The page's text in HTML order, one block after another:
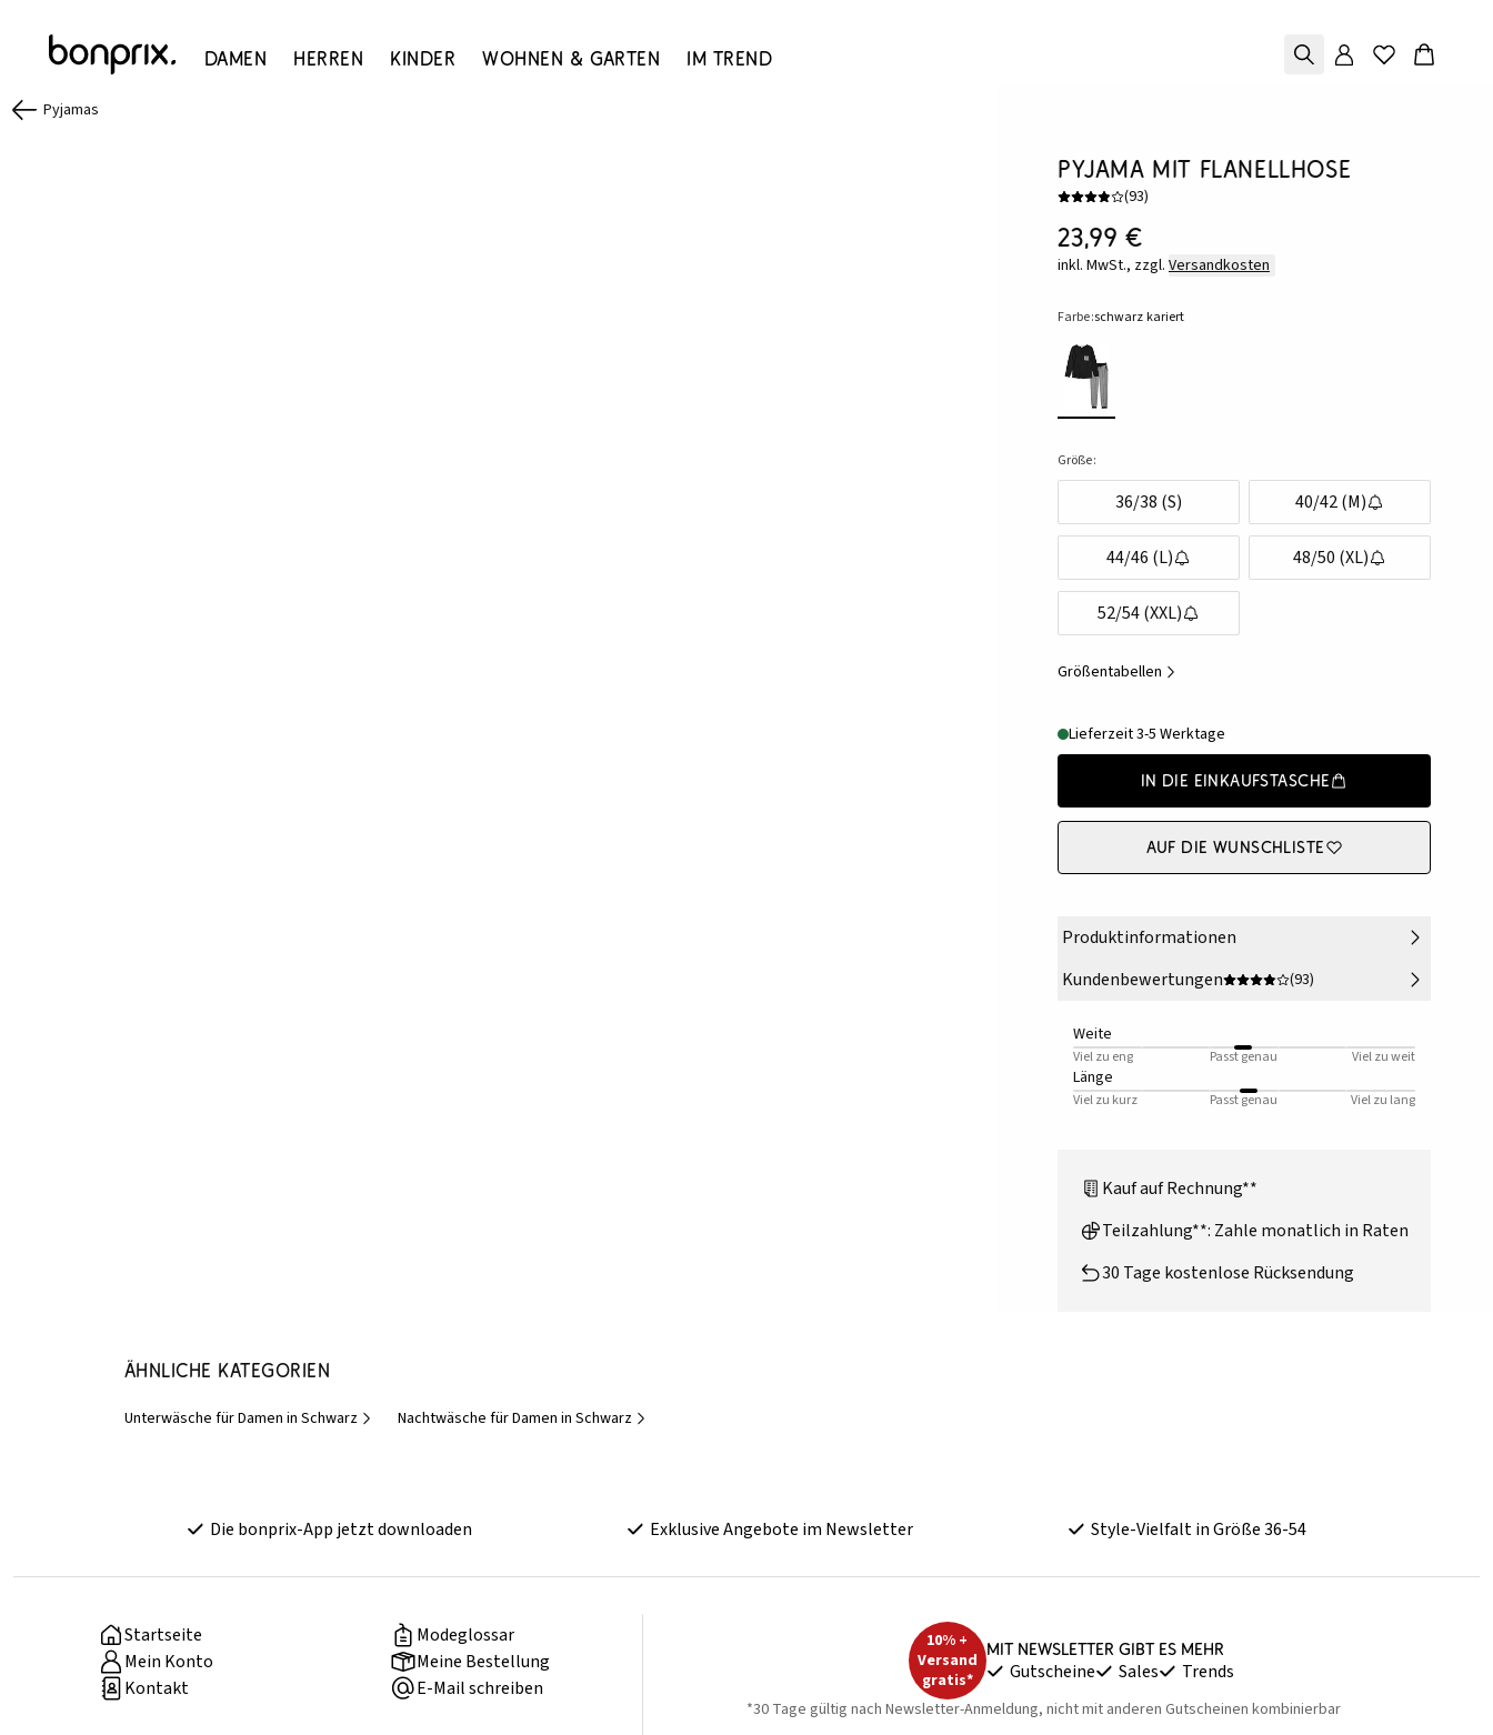
Damen Herren Kinder Wohnen & Garten Im Trend
Pyjamas
Pyjama mit Flanellhose
(93)
23,99 €
inkl. MwSt., zzgl. Versandkosten
Farbe:schwarz kariert
Größe:
36/38 (S) 40/42 (M)
44/46 (L) 48/50 (XL)
52/54 (XXL)
Größentabellen
Lieferzeit 3-5 Werktage
In die Einkaufstasche
Auf die Wunschliste
Produktinformationen
Kundenbewertungen
(93)
Weite
Viel zu eng Passt genau Viel zu weit
Länge
Viel zu kurz Passt genau Viel zu lang
Kauf auf Rechnung**
Teilzahlung**: Zahle monatlich in Raten
30 Tage kostenlose Rücksendung
Ähnliche Kategorien
Unterwäsche für Damen in Schwarz Nachtwäsche für Damen in Schwarz
Die bonprix-App jetzt downloaden Exklusive Angebote im Newsletter Style-Vielfalt in Größe 36-54
Startseite
Modeglossar
Mein Konto
Meine Bestellung
Kontakt
E-Mail schreiben
10% +
Versand
gratis*
Mit Newsletter gibt es mehr
Gutscheine Sales Trends
*30 Tage gültig nach Newsletter-Anmeldung, nicht mit anderen Gutscheinen kombinierbar